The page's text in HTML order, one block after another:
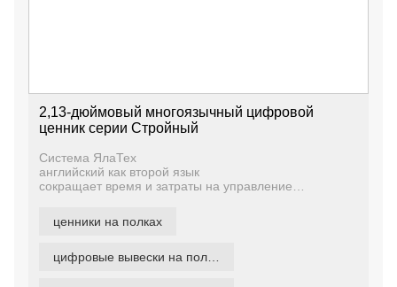
2,13-дюймовый многоязычный цифровой
ценник серии Стройный
Система ЯлаТех
английский как второй язык
сокращает время и затраты на управление
ценообразование. Благодаря цифровым ценникам у
цену и рекламную информацию на любой этикетке,
ценники на полках